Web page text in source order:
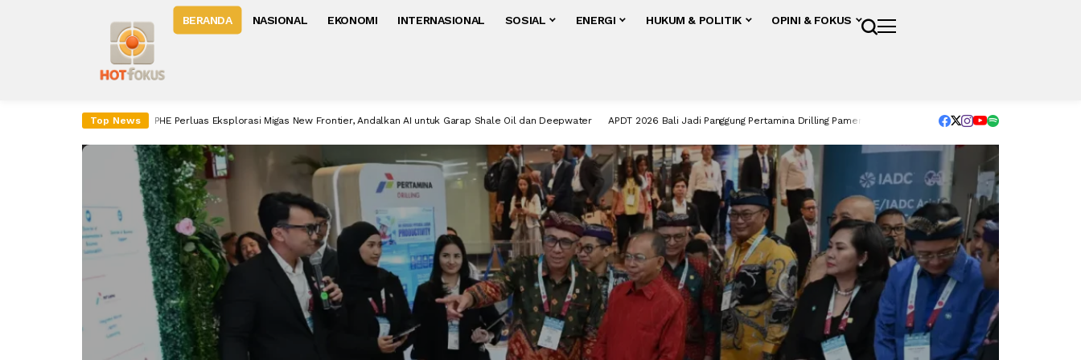
BERANDA NASIONAL EKONOMI INTERNASIONAL SOSIAL ENERGI HUKUM & POLITIK OPINI & FOKUS
Top News
PHE Perluas Eksplorasi Migas New Frontier, Andalkan AI untuk Garap Shale Oil dan Deepwater APDT 2026 Bali Jadi Panggung Pertamina Drilling Pamer Inovasi Pengeboran Ketahanan Energi Prasyarat